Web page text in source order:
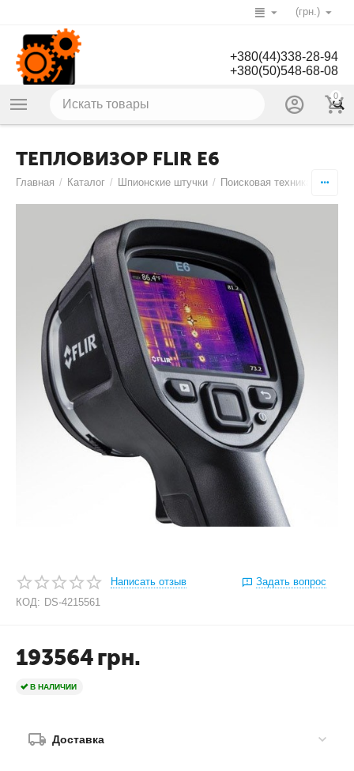
(грн.)
+380(44)338-28-94
+380(50)548-68-08
0
ТЕПЛОВИЗОР FLIR E6
Главная / Каталог / Шпионские штучки / Поисковая техника
Написать отзыв
Задать вопрос
КОД: DS-4215561
193564грн.
В НАЛИЧИИ
Доставка